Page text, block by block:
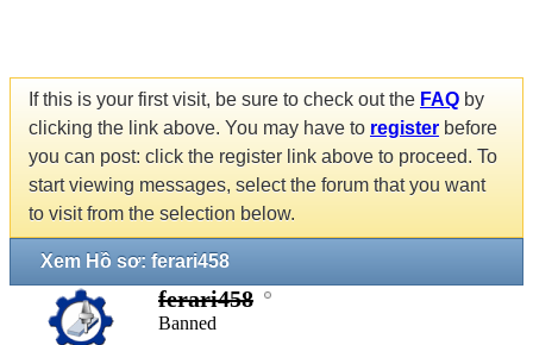
If this is your first visit, be sure to check out the FAQ by
clicking the link above. You may have to register before
you can post: click the register link above to proceed. To
start viewing messages, select the forum that you want
to visit from the selection below.
Xem Hồ sơ: ferari458
ferari458
Banned